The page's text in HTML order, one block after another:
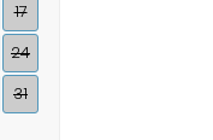
17
24
31